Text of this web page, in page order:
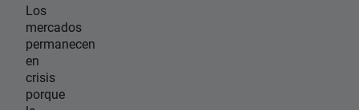
Los
mercados
permanecen
en
crisis
porque